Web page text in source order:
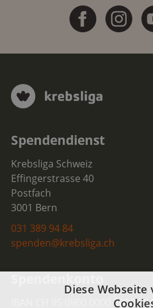
Spendendienst
Krebsliga Schweiz
Effingerstrasse 40
Postfach
3001 Bern
031 389 94 84
spenden@krebsliga.ch
IBAN CH 95 0900 0000 3000
Diese